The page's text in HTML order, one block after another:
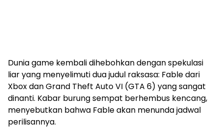
Dunia game kembali dihebohkan dengan spekulasi
liar yang menyelimuti dua judul raksasa: Fable dari
Xbox dan Grand Theft Auto VI (GTA 6) yang sangat
dinanti. Kabar burung sempat berhembus kencang,
menyebutkan bahwa Fable akan menunda jadwal
perilisannya.